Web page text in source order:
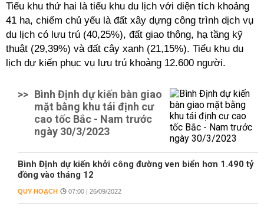
Tiểu khu thứ hai là tiểu khu du lịch với diện tích khoảng
41 ha, chiếm chủ yếu là đất xây dựng công trình dịch vụ
du lịch có lưu trú (40,25%), đất giao thông, hạ tầng kỹ
thuật (29,39%) và đất cây xanh (21,15%). Tiểu khu du
lịch dự kiến phục vụ lưu trú khoảng 12.600 người.
>> Bình Định dự kiến bàn giao
mặt bằng khu tái định cư
cao tốc Bắc - Nam trước
ngày 30/3/2023
Bình Định dự kiến khởi công đường ven biển hơn 1.490 tỷ
đồng vào tháng 12
QUY HOẠCH 07:00 | 26/09/2022